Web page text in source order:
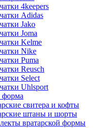
4keepers
Adidas
Jako
Joma
Kelme
Nike
Puma
Reusch
Select
Uhlsport
форма
свитера и кофты
штаны и шорты
вратарской формы